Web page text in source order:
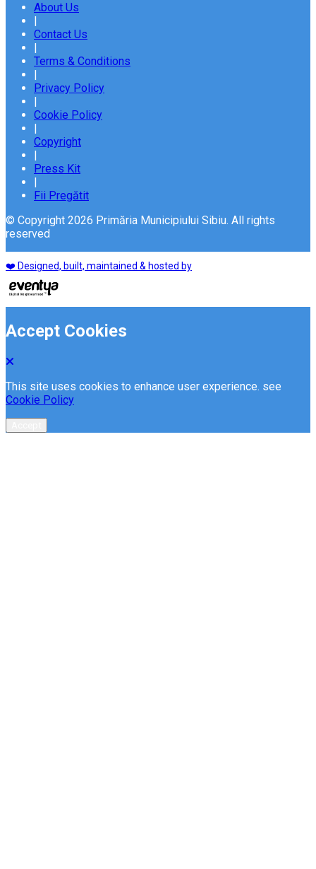
About Us
|
Contact Us
|
Terms & Conditions
|
Privacy Policy
|
Cookie Policy
|
Copyright
|
Press Kit
|
Fii Pregătit
© Copyright 2026 Primăria Municipiului Sibiu. All rights
reserved
❤️ Designed, built, maintained & hosted by
Accept Cookies
This site uses cookies to enhance user experience. see
Cookie Policy